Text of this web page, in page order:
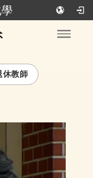
容
休教師